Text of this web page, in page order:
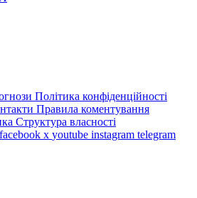
Політика конфіденційності
Правила коментування
Структура власності
facebook x youtube instagram telegram